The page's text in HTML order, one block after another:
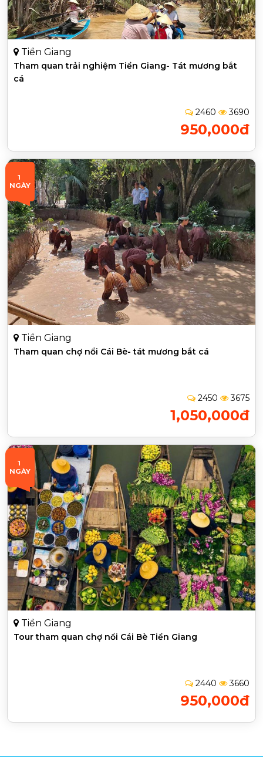
Tiền Giang
Tham quan trải nghiệm Tiền Giang- Tát mương bắt
cá
2460 3690
950,000đ
1
NGÀY
Tiền Giang
Tham quan chợ nổi Cái Bè- tát mương bắt cá
2450 3675
1,050,000đ
1
NGÀY
Tiền Giang
Tour tham quan chợ nổi Cái Bè Tiền Giang
2440 3660
950,000đ